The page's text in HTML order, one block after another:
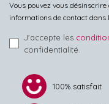
Vous pouvez vous
informations de contact dans
J'accepte les
confidentialité.
100% satisfait